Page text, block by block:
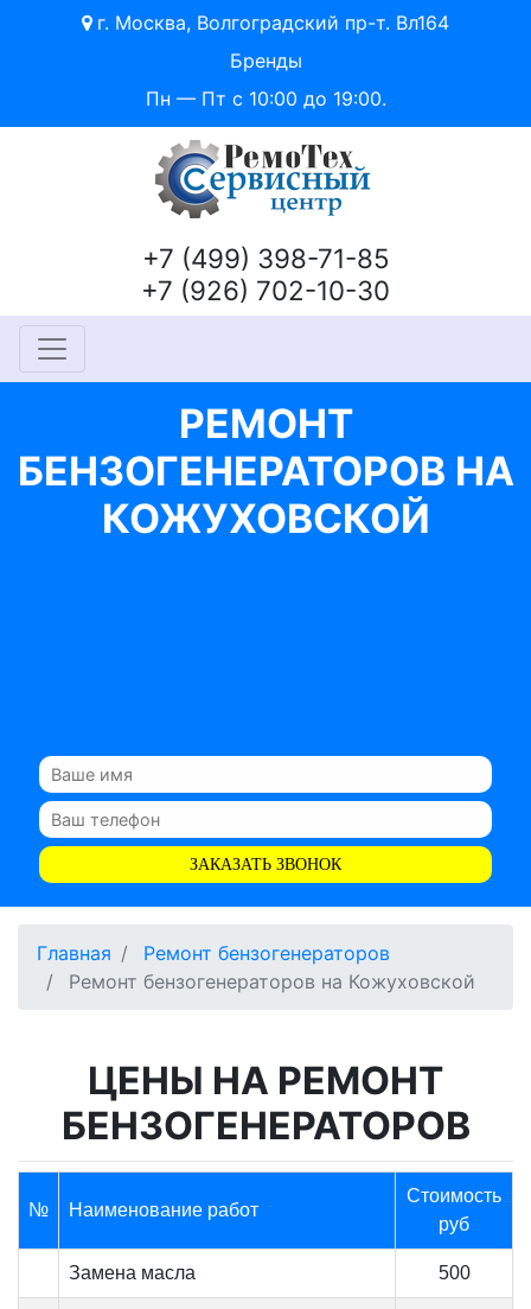
г. Москва, Волгоградский пр-т. Вл164
Бренды
Пн — Пт с 10:00 до 19:00.
+7 (499) 398-71-85
+7 (926) 702-10-30
РЕМОНТ
БЕНЗОГЕНЕРАТОРОВ НА
КОЖУХОВСКОЙ
ЗАКАЗАТЬ ЗВОНОК
Главная
Ремонт бензогенераторов
Ремонт бензогенераторов на Кожуховской
ЦЕНЫ НА РЕМОНТ
БЕНЗОГЕНЕРАТОРОВ
№ Наименование работ
Стоимость
руб
Замена масла 500